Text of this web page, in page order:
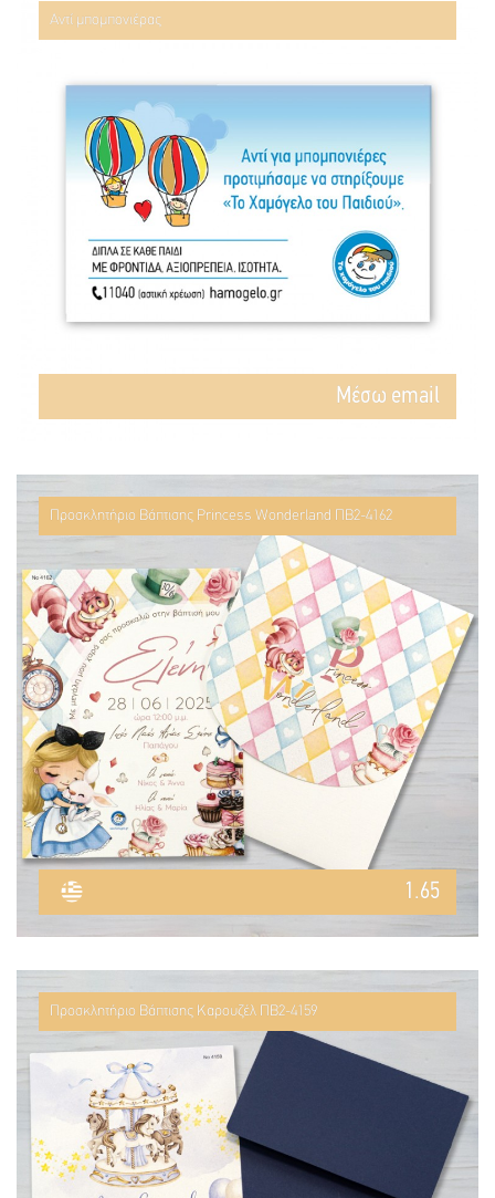
Αντί μπομπονιέρας
Mέσω email
Προσκλητήριο Βάπτισης Princess Wonderland ΠΒ2-4162
1.65
Προσκλητήριο Βάπτισης Καρουζέλ ΠΒ2-4159